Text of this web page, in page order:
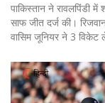
पाकिस्तान ने रावलपिंडी
साफ जीत दर्ज की।
वासिम जूनियर ने 3 विकेट